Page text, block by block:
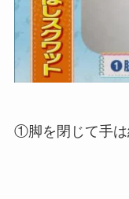
①脚を閉じて手は